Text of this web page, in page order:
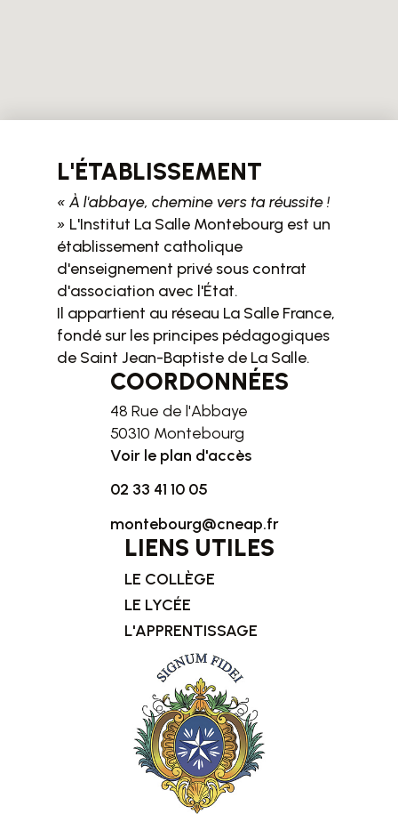
L'ÉTABLISSEMENT
« À l'abbaye, chemine vers ta réussite !
» L'Institut La Salle Montebourg est un
établissement catholique
d'enseignement privé sous contrat
d'association avec l'État.
Il appartient au réseau La Salle France,
fondé sur les principes pédagogiques
de Saint Jean-Baptiste de La Salle.
COORDONNÉES
48 Rue de l'Abbaye
50310 Montebourg
Voir le plan d'accès
02 33 41 10 05
montebourg@cneap.fr
LIENS UTILES
LE COLLÈGE
LE LYCÉE
L'APPRENTISSAGE